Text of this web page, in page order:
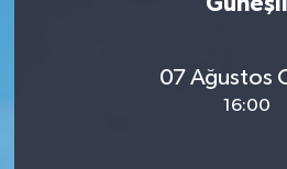
07 Ağustos
16:00